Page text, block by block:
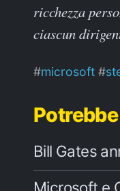
ricchezza
ciascun
microsoft
Bill Gates
Microsoft e